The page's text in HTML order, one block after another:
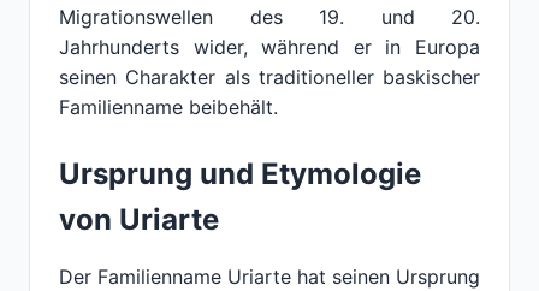
Migrationswellen des 19. und 20.
Jahrhunderts wider, während er in Europa
seinen Charakter als traditioneller baskischer
Familienname beibehält.
Ursprung und Etymologie
von Uriarte
Der Familienname Uriarte hat seinen Ursprung